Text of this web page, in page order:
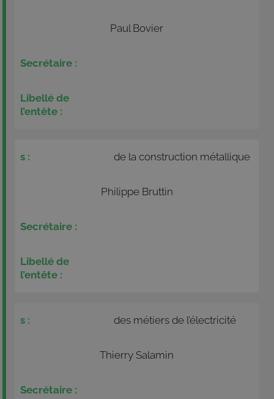
Paul Bovier
de la construction métallique
Philippe Bruttin
des métiers de l’électricité
Thierry Salamin